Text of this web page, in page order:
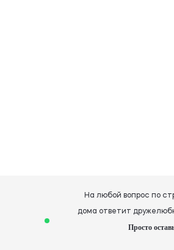
На любой вопрос по
дома ответит
Просто